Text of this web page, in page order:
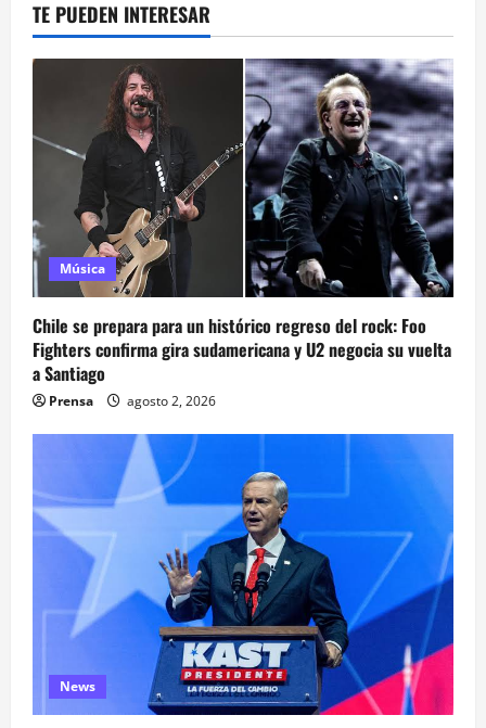
TE PUEDEN INTERESAR
Música
Chile se prepara para un histórico regreso del rock: Foo
Fighters confirma gira sudamericana y U2 negocia su vuelta
a Santiago
Prensa agosto 2, 2026
News